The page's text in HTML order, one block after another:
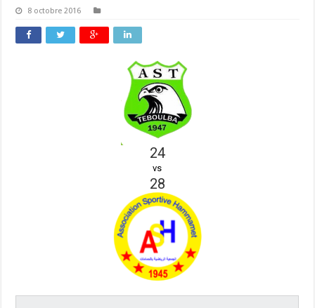
8 octobre 2016
24
vs
28